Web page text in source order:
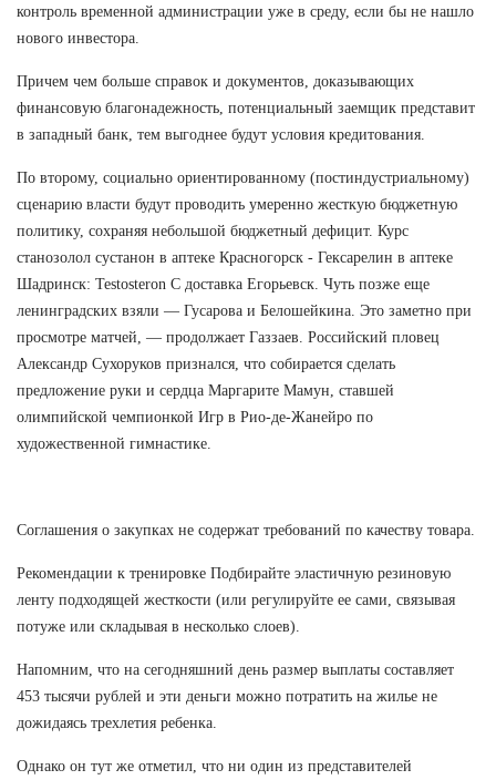
контроль временной администрации уже в среду, если бы не нашло
нового инвестора.
Причем чем больше справок и документов, доказывающих
финансовую благонадежность, потенциальный заемщик представит
в западный банк, тем выгоднее будут условия кредитования.
По второму, социально ориентированному (постиндустриальному)
сценарию власти будут проводить умеренно жесткую бюджетную
политику, сохраняя небольшой бюджетный дефицит. Курс
станозолол сустанон в аптеке Красногорск - Гексарелин в аптеке
Шадринск: Testosteron C доставка Егорьевск. Чуть позже еще
ленинградских взяли — Гусарова и Белошейкина. Это заметно при
просмотре матчей, — продолжает Газзаев. Российский пловец
Александр Сухоруков признался, что собирается сделать
предложение руки и сердца Маргарите Мамун, ставшей
олимпийской чемпионкой Игр в Рио-де-Жанейро по
художественной гимнастике.
Соглашения о закупках не содержат требований по качеству товара.
Рекомендации к тренировке Подбирайте эластичную резиновую
ленту подходящей жесткости (или регулируйте ее сами, связывая
потуже или складывая в несколько слоев).
Напомним, что на сегодняшний день размер выплаты составляет
453 тысячи рублей и эти деньги можно потратить на жилье не
дожидаясь трехлетия ребенка.
Однако он тут же отметил, что ни один из представителей